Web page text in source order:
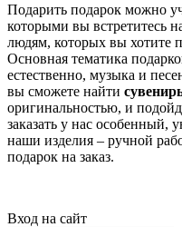
Подарить подарок можно
которыми вы встретитесь
людям, которых вы хотите
Основная тематика
естественно, музыка и
вы сможете найти
оригинальностью, и
заказать у нас особенный,
наши изделия – ручной
подарок на заказ.
Вход на сайт